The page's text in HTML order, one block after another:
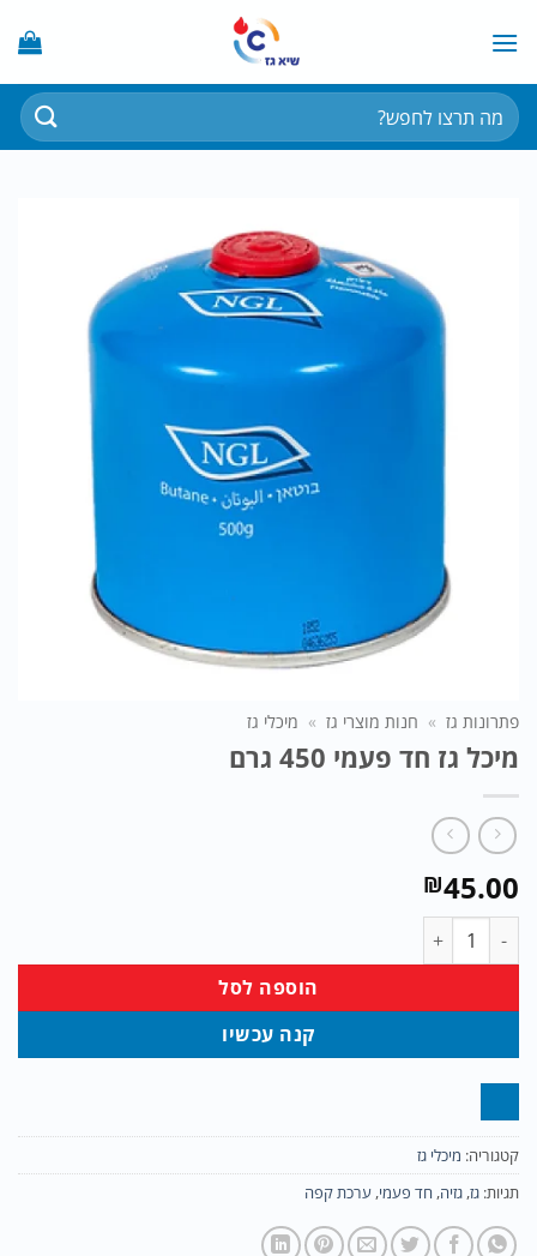
חיפוש
עבור:
פתרונות גז » חנות מוצרי גז » מיכלי גז
מיכל גז חד פעמי 450 גרם
₪45.00
כמות של מיכל גז חד פעמי 450 גרם
הוספה לסל
קנה עכשיו
קטגוריה: מיכלי גז
תגיות: גז, גזיה, חד פעמי, ערכת קפה